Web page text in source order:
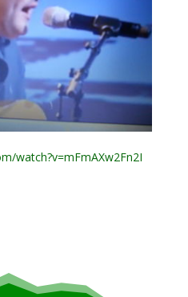
watch?v=mFmAXw2Fn2I